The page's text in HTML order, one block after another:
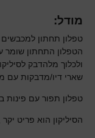
מודל:
טפלון תחתון למכבשים במידה
הטפלון התחתון שומר
ולכלוך מלהדבק
שארי דיו/מדבקות עם
טפלון תפור עם
הסיליקון הוא פריט